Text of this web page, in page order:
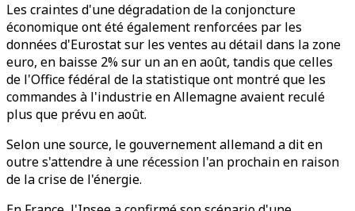
Les craintes d'une dégradation de la conjoncture
économique ont été également renforcées par les
données d'Eurostat sur les ventes au détail dans la zone
euro, en baisse 2% sur un an en août, tandis que celles
de l'Office fédéral de la statistique ont montré que les
commandes à l'industrie en Allemagne avaient reculé
plus que prévu en août.
Selon une source, le gouvernement allemand a dit en
outre s'attendre à une récession l'an prochain en raison
de la crise de l'énergie.